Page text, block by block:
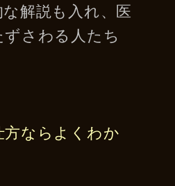
解説も入れ、医
さわる人たち
方ならよくわか